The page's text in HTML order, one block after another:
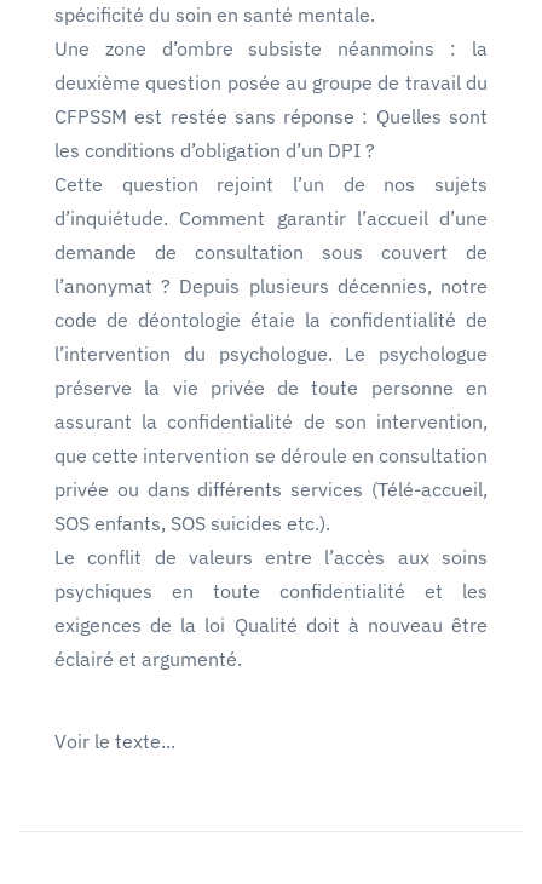
spécificité du soin en santé mentale.
Une zone d’ombre subsiste néanmoins : la
deuxième question posée au groupe de travail du
CFPSSM est restée sans réponse : Quelles sont
les conditions d’obligation d’un DPI ?
Cette question rejoint l’un de nos sujets
d’inquiétude. Comment garantir l’accueil d’une
demande de consultation sous couvert de
l’anonymat ? Depuis plusieurs décennies, notre
code de déontologie étaie la confidentialité de
l’intervention du psychologue. Le psychologue
préserve la vie privée de toute personne en
assurant la confidentialité de son intervention,
que cette intervention se déroule en consultation
privée ou dans différents services (Télé-accueil,
SOS enfants, SOS suicides etc.).
Le conflit de valeurs entre l’accès aux soins
psychiques en toute confidentialité et les
exigences de la loi Qualité doit à nouveau être
éclairé et argumenté.
Voir le texte...